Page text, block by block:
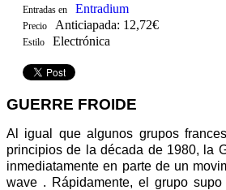
Entradas en Entradium
Precio Anticiapada: 12,72€
Estilo Electrónica
GUERRE FROIDE
Al igual que algunos grupos
principios de la década de 1980, la
inmediatamente en parte de un
wave . Rápidamente, el grupo supo